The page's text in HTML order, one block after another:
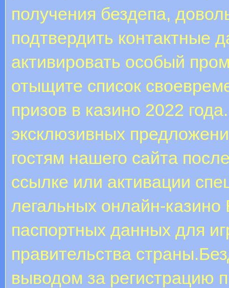
получения бездепа,
подтвердить контактные
активировать особый
отыщите список
призов в казино 2022
эксклюзивных
гостям нашего сайта
ссылке или активации
легальных онлайн-
паспортных данных для
правительства
выводом за регистрацию